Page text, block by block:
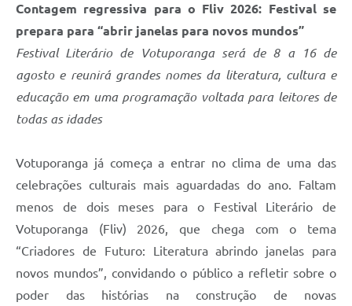
Telefones Úteis
Emprega
Contato
Contagem regressiva para o Fliv 2026: Festival se
prepara para “abrir janelas para novos mundos”
Festival Literário de Votuporanga será de 8 a 16 de
agosto e reunirá grandes nomes da literatura, cultura e
educação em uma programação voltada para leitores de
todas as idades
Votuporanga já começa a entrar no clima de uma das
celebrações culturais mais aguardadas do ano. Faltam
menos de dois meses para o Festival Literário de
Votuporanga (Fliv) 2026, que chega com o tema
“Criadores de Futuro: Literatura abrindo janelas para
novos mundos”, convidando o público a refletir sobre o
poder das histórias na construção de novas